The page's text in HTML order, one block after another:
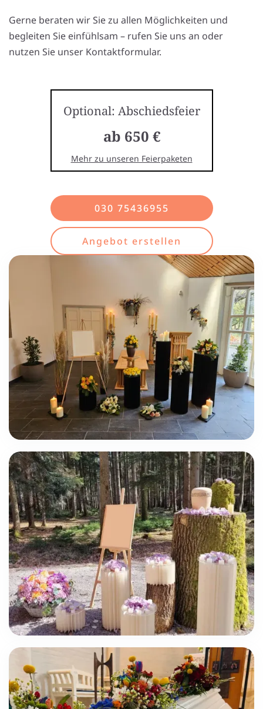
Gerne beraten wir Sie zu allen Möglichkeiten und
begleiten Sie einfühlsam – rufen Sie uns an oder
nutzen Sie unser Kontaktformular.
Optional: Abschiedsfeier
ab 650 €
Mehr zu unseren Feierpaketen
030 75436955
Angebot erstellen